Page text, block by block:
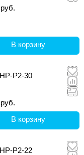
В корзину
P2-30
В корзину
P2-22